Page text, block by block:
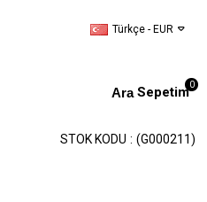
Türkçe - EUR
Sepetim0
(G000211)
STOK KODU